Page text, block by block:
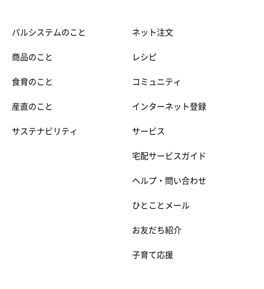
パルシステムのこと
商品のこと
食育のこと
産直のこと
サステナビリティ
ネット注文
レシピ
コミュニティ
インターネット登録
サービス
宅配サービスガイド
ヘルプ・問い合わせ
ひとことメール
お友だち紹介
子育て応援